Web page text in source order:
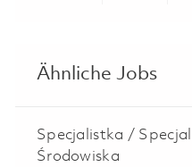
Ähnliche Jobs
Specjalistka /
Środowiska